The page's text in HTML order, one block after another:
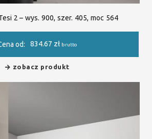
2 – wys. 900, szer. 405, moc 564
od: 834.67 zł brutto
zobacz produkt